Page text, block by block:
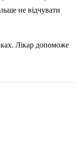
не відчувати
Лікар допоможе